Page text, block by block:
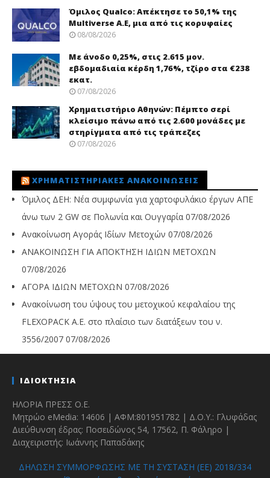
Όμιλος Qualco: Απέκτησε το 50,1% της
Multiverse A.E, μια από τις κορυφαίες
08/08/2026
Με άνοδο 0,25%, στις 2.615 μον.
εβδομαδιαία κέρδη 1,76%, τζίρο στα €238
εκατ.
07/08/2026
Χρηματιστήριο Αθηνών: Πέμπτο σερί
κλείσιμο πάνω από τις 2.600 μονάδες με
στηρίγματα από τις τράπεζες
07/08/2026
ΧΡΗΜΑΤΙΣΤΗΡΙΑΚΈΣ ΑΝΑΚΟΙΝΏΣΕΙΣ
Όμιλος ΔΕΗ: Νέα συμφωνία για χαρτοφυλάκιο έργων ΑΠΕ
άνω των 2 GW σε Πολωνία και Ουγγαρία 07/08/2026
Ανακοίνωση Αγοράς Ιδίων Μετοχών 07/08/2026
ΑΝΑΚΟΙΝΩΣΗ ΓΙΑ ΑΠΟΚΤΗΣΗ ΙΔΙΩΝ ΜΕΤΟΧΩΝ
07/08/2026
ΑΓΟΡΑ ΙΔΙΩΝ ΜΕΤΟΧΩΝ 07/08/2026
Ανακοίνωση του ύψους του μετοχικού κεφαλαίου της
FLEXOPACK A.E. στο πλαίσιο των διατάξεων του ν.
3556/2007 07/08/2026
ΙΔΙΟΚΤΗΣΙΑ
ΗΛΟΡΙΑ ΠΡΕΣΣ Ο.Ε.
Μητρώο eMedia: 14606 | ΑΦΜ:801951782 | Δ.Ο.Υ.: Γλυφάδας
Διεύθυνση έδρας: Ποσειδώνος 54, 17562, Π. Φάληρο |
Διαχειριστής: Ιωάννης Παπαδάκης
ΔΗΛΩΣΗ ΣΥΜΜΟΡΦΩΣΗΣ ΜΕ ΤΗ ΣΥΣΤΑΣΗ (ΕΕ) 2018/334